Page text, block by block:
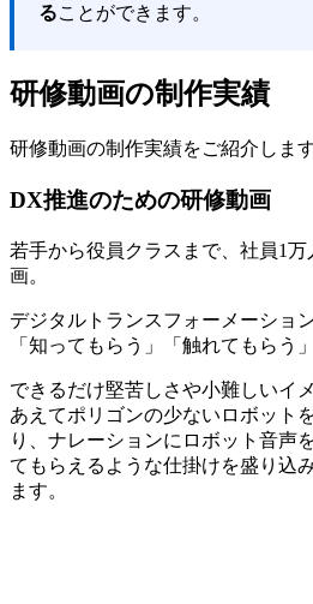
ることができます。
研修動画の制作実績
研修動画の制作実績をご紹介します
DX推進のための研修動画
若手から役員クラスまで、社員1
画。
デジタルトランスフォーメーショ
「知ってもらう」「触れてもらう
できるだけ堅苦しさや小難しいイ
あえてポリゴンの少ないロボット
り、ナレーションにロボット音声
てもらえるような仕掛けを盛り込
ます。